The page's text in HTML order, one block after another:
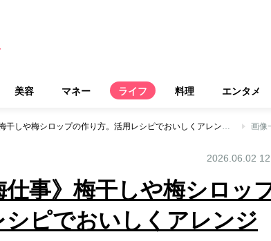
美容 マネー ライフ 料理 エンタメ
《無理なく続く梅仕事》梅干しや梅シロップの作り方。活用レシピでおいしくアレンジも！ 画像
2026.06.02
仕事》梅干しや梅シロッ
ピでおいしくアレンジ